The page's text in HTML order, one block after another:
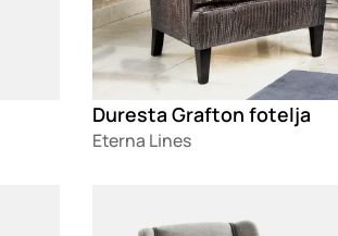
Duresta Grafton fotelja
Eterna Lines